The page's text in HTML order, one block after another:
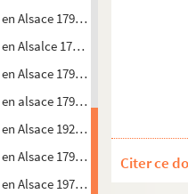
Alsace 1791 (4)
Alsalce 1792 (1)
Alsace 1792 (2)
alsace 1792 (3)
Alsace 192 (4)
Alsace 1793 (1)
Alsace 19793 (2)
Citer ce